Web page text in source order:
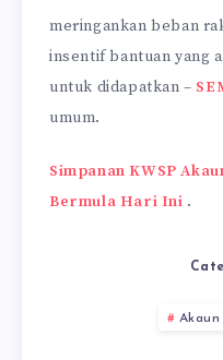
meringankan beban
insentif bantuan yang
untuk didapatkan –
umum.
Simpanan KWSP
Bermula Hari Ini .
Akaun